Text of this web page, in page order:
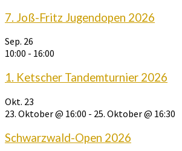
7. Joß-Fritz Jugendopen 2026
Sep. 26
10:00 - 16:00
1. Ketscher Tandemturnier 2026
Okt. 23
23. Oktober @ 16:00 - 25. Oktober @ 16:30
Schwarzwald-Open 2026